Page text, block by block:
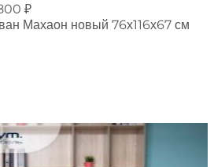
₽
Махаон новый 76х116х67 см